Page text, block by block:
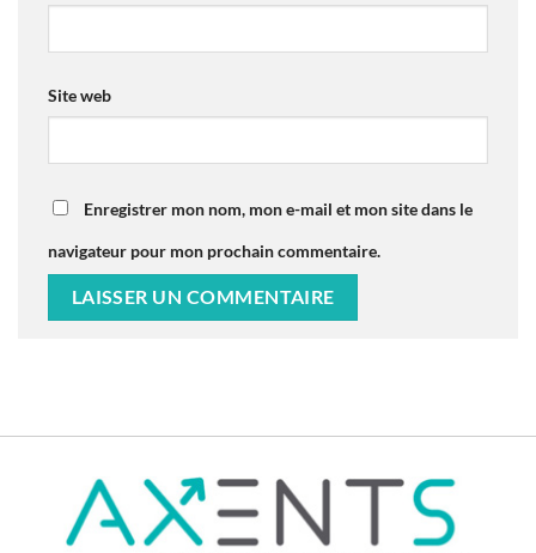
Site web
Enregistrer mon nom, mon e-mail et mon site dans le
navigateur pour mon prochain commentaire.